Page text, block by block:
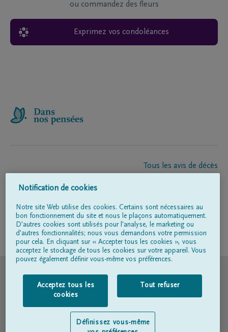
ou commandez des fleurs
Exprimez vos condoléances
Tous les avis de décès
Entrepreneur de pompes funèbres
Suivez-nous sur
Conditions d'utilisation
Déclaration relative à la vie privée
Notification de cookies
Notre site Web utilise des cookies. Certains sont nécessaires au
bon fonctionnement du site et nous le plaçons automatiquement.
D'autres cookies sont utilisés pour l'analyse, le marketing ou
d'autres fonctionnalités; nous vous demandons votre permission
pour cela. En cliquant sur « Accepter tous les cookies », vous
acceptez le stockage de tous les cookies sur votre appareil. Vous
pouvez également définir vous-même vos préférences.
Acceptez tous les
cookies
Tout refuser
Définissez vous-même